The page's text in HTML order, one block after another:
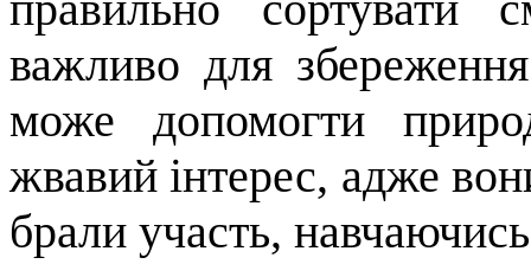
важливо для
може допомогти
жвавий інтерес, адже
брали участь,